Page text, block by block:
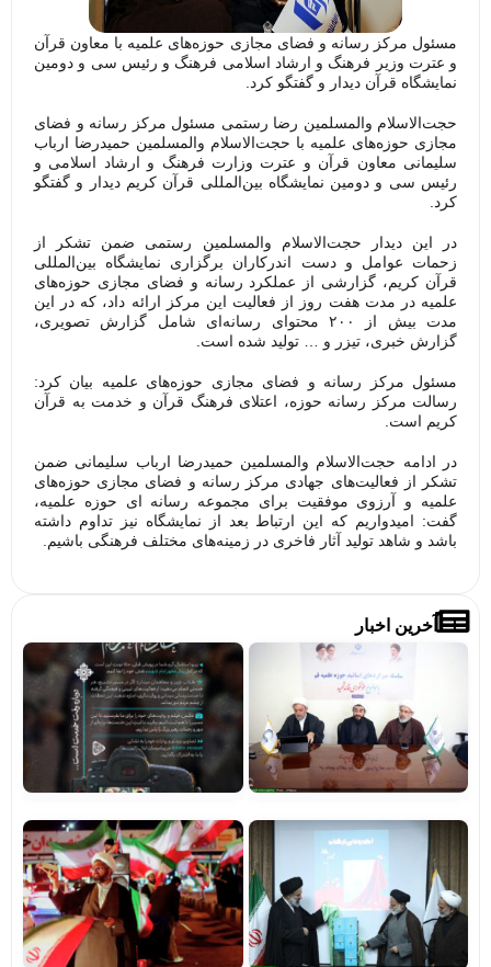
مسئول مرکز رسانه و فضای مجازی حوزه‌های علمیه با معاون قرآن
و عترت وزیر فرهنگ و ارشاد اسلامی فرهنگ و رئیس سی و دومین
نمایشگاه قرآن دیدار و گفتگو کرد.
حجت‌الاسلام والمسلمین رضا رستمی مسئول مرکز رسانه و فضای
مجازی حوزه‌های علمیه با حجت‌الاسلام والمسلمین حمیدرضا ارباب
سلیمانی معاون قرآن و عترت وزارت فرهنگ و ارشاد اسلامی و
رئیس سی و دومین نمایشگاه بین‌المللی قرآن کریم دیدار و گفتگو
کرد.
در این دیدار حجت‌الاسلام والمسلمین رستمی ضمن تشکر از
زحمات عوامل و دست اندرکاران برگزاری نمایشگاه بین‌المللی
قرآن کریم، گزارشی از عملکرد رسانه و فضای مجازی حوزه‌های
علمیه در مدت هفت روز از فعالیت این مرکز ارائه داد، که در این
مدت بیش از ۲۰۰ محتوای رسانه‌ای شامل گزارش تصویری،
گزارش خبری، تیزر و … تولید شده است.
مسئول مرکز رسانه و فضای مجازی حوزه‌های علمیه بیان کرد:
رسالت مرکز رسانه حوزه، اعتلای فرهنگ قرآن و خدمت به قرآن
کریم است.
در ادامه حجت‌الاسلام والمسلمین حمیدرضا ارباب سلیمانی ضمن
تشکر از فعالیت‌های جهادی مرکز رسانه و فضای مجازی حوزه‌های
علمیه و آرزوی موفقیت برای مجموعه رسانه ای حوزه علمیه،
گفت: امیدواریم که این ارتباط بعد از نمایشگاه نیز تداوم داشته
باشد و شاهد تولید آثار فاخری در زمینه‌های مختلف فرهنگی باشیم.
آخرین اخبار
تصاویر/
میزگردهای
تخصصی با
موضوع
خونخواهی
خون قائد
مشاهده
خادم
رونمایی
از کتاب
«حماسه
طلبگی»
+
تصاویر
مشاهده
راوی
نقش
در